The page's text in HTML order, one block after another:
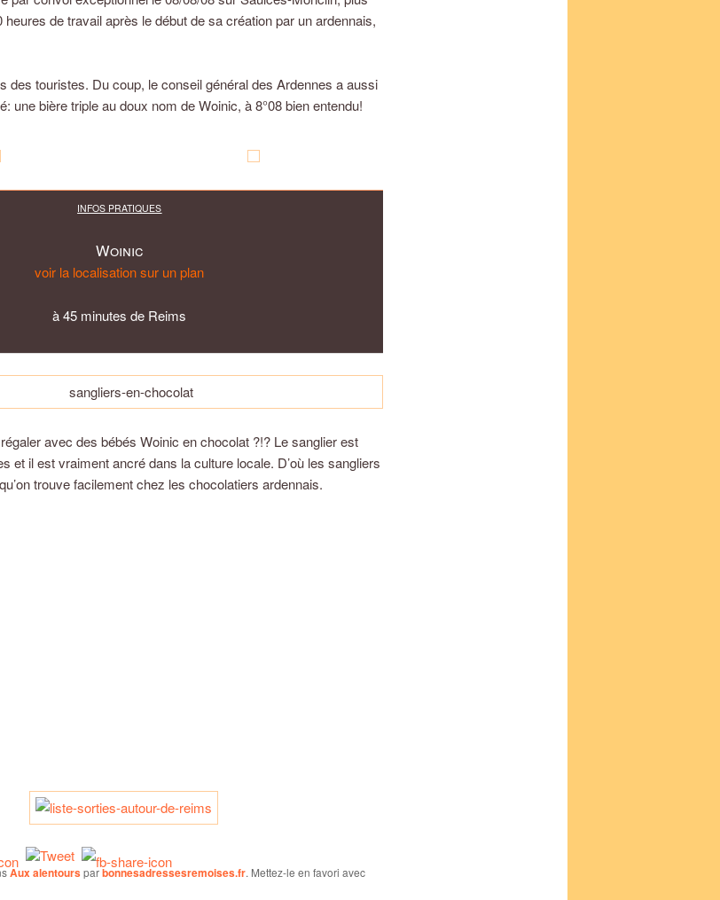
de travail après le début de sa création par un ardennais,
des touristes. Du coup, le conseil général des Ardennes a aussi
une bière triple au doux nom de Woinic, à 8°08 bien entendu!
INFOS PRATIQUES
Woinic
voir la localisation sur un plan
à 45 minutes de Reims
avec des bébés Woinic en chocolat ?!? Le sanglier est
et il est vraiment ancré dans la culture locale. D’où les sangliers
trouve facilement chez les chocolatiers ardennais.
Aux alentoursparbonnesadressesremoises.fr. Mettez-le en favori avec